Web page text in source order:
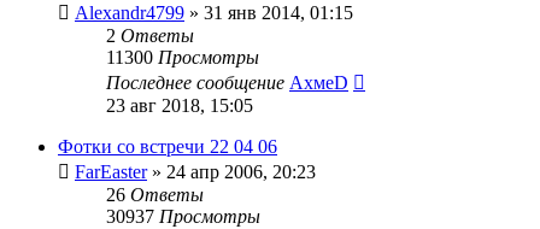
Alexandr4799 » 31 янв 2014, 01:15
2 Ответы
11300 Просмотры
Последнее сообщение АхмеD
23 авг 2018, 15:05
Фотки со встречи 22 04 06
FarEaster» 24 апр 2006, 20:23
26 Ответы
30937 Просмотры